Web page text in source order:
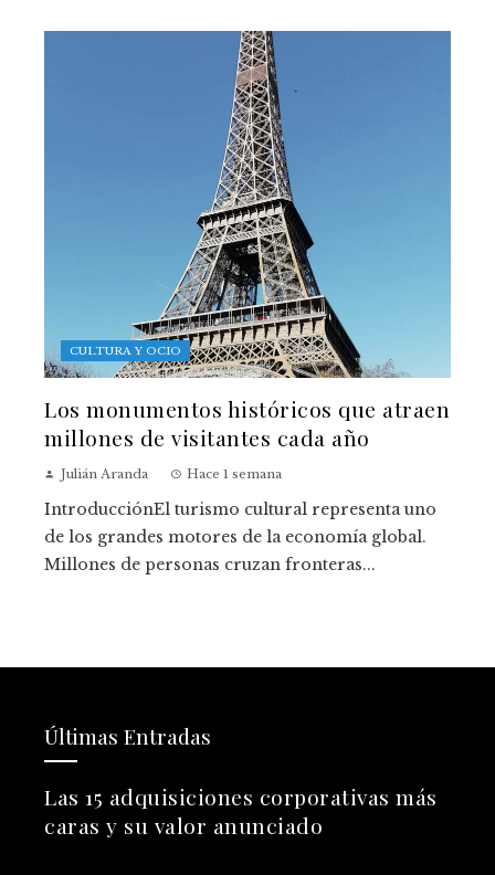
CULTURA Y OCIO
Los monumentos históricos que atraen
millones de visitantes cada año
Julián Aranda Hace 1 semana
IntroducciónEl turismo cultural representa uno
de los grandes motores de la economía global.
Millones de personas cruzan fronteras...
Últimas Entradas
Las 15 adquisiciones corporativas más
caras y su valor anunciado